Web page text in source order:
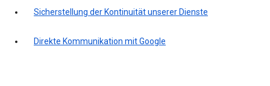
Sicherstellung der Kontinuität unserer Dienste
Direkte Kommunikation mit Google